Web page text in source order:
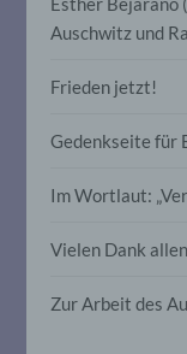
Auschwitz und
Frieden jetzt!
Gedenkseite für
Im Wortlaut:
Vielen Dank
Zur Arbeit des
d)